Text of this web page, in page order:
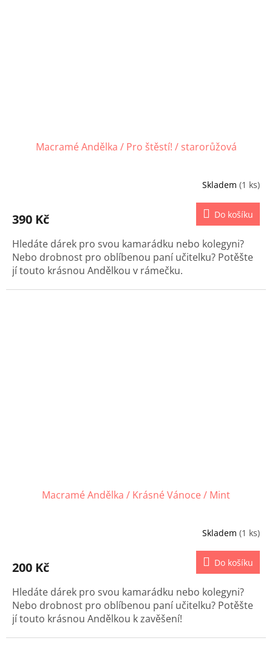
Macramé Andělka / Pro štěstí! / starorůžová
Skladem (1 ks)
390 Kč Do košíku
Hledáte dárek pro svou kamarádku nebo kolegyni?
Nebo drobnost pro oblíbenou paní učitelku? Potěšte
jí touto krásnou Andělkou v rámečku.
Macramé Andělka / Krásné Vánoce / Mint
Skladem (1 ks)
200 Kč Do košíku
Hledáte dárek pro svou kamarádku nebo kolegyni?
Nebo drobnost pro oblíbenou paní učitelku? Potěšte
jí touto krásnou Andělkou k zavěšení!